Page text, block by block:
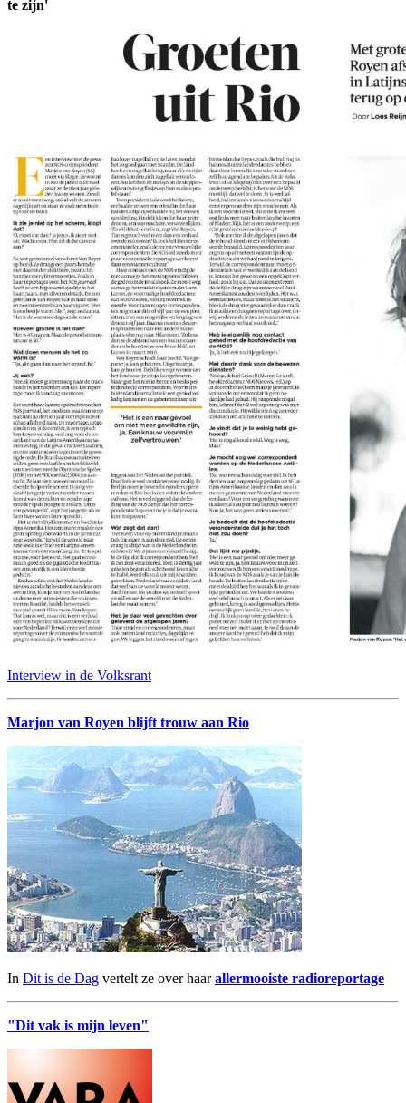
te zijn'
Interview in de Volksrant
Marjon van Royen blijft trouw aan Rio
In Dit is de Dag vertelt ze over haarallermooiste radioreportage
"Dit vak is mijn leven"